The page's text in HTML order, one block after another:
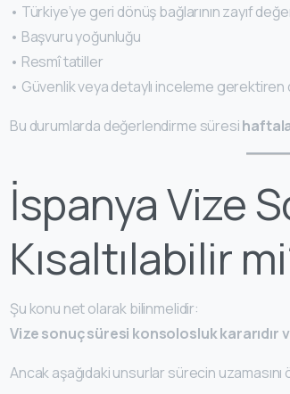
• Türkiye’ye geri dönüş bağlarının zayıf
• Başvuru yoğunluğu
• Resmî tatiller
• Güvenlik veya detaylı inceleme gerektiren
Bu durumlarda değerlendirme süresi
İspanya Vize
Kısaltılabilir
Şu konu net olarak bilinmelidir:
Vize sonuç süresi konsolosluk kararıdır
Ancak aşağıdaki unsurlar sürecin uzamasını